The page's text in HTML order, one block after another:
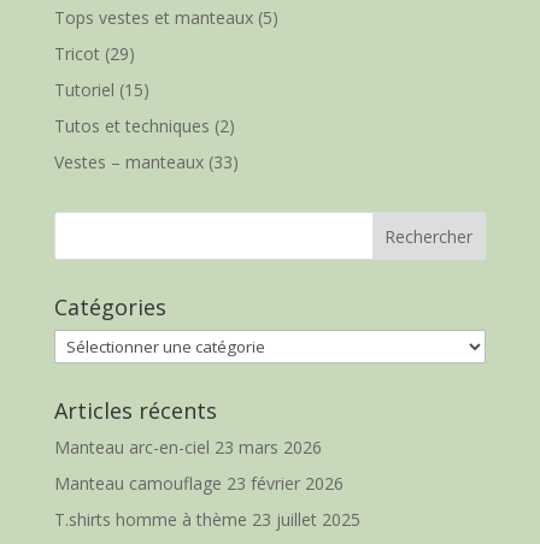
Tops vestes et manteaux(5)
Tricot(29)
Tutoriel (15)
Tutos et techniques (2)
Vestes – manteaux(33)
Catégories
Catégories
Articles récents
Manteau arc-en-ciel 23 mars 2026
Manteau camouflage 23 février 2026
T.shirts homme à thème 23 juillet 2025